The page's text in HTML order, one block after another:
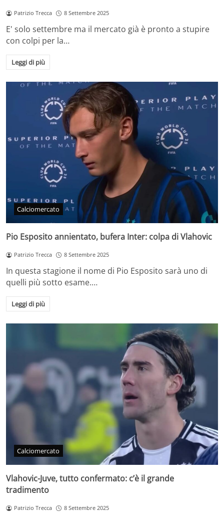
Patrizio Trecca 8 Settembre 2025
E' solo settembre ma il mercato già è pronto a stupire
con colpi per la…
Leggi di più
Calciomercato
Pio Esposito annientato, bufera Inter: colpa di Vlahovic
Patrizio Trecca 8 Settembre 2025
In questa stagione il nome di Pio Esposito sarà uno di
quelli più sotto esame.…
Leggi di più
Calciomercato
Vlahovic-Juve, tutto confermato: c’è il grande
tradimento
Patrizio Trecca 8 Settembre 2025